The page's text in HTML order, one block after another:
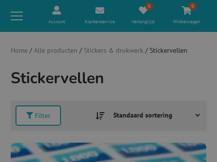
Account Klantenservice
0
Verlanglijst
0
Winkelwagen
Home / Alle producten / Stickers & drukwerk / Stickervellen
Stickervellen
Filter